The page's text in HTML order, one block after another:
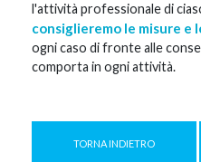
l'attività professionale di
consiglieremo le misure e
ogni caso di fronte alle
comporta in ogni attività.
TORNA INDIETRO